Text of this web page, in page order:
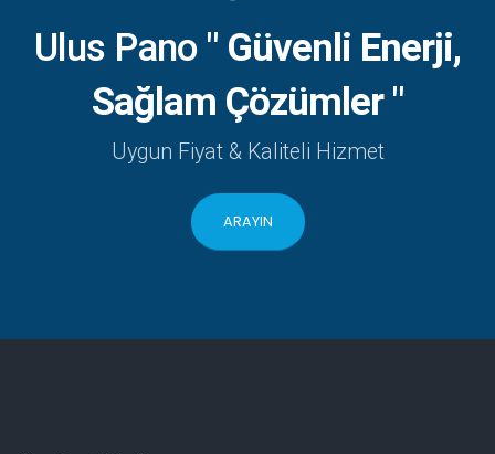
Ulus Pano " Güvenli Enerji,
Sağlam Çözümler "
Uygun Fiyat & Kaliteli Hizmet
ARAYIN